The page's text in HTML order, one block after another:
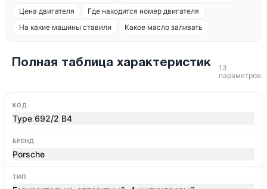
Цена двигателя
Где находится номер двигателя
На какие машины ставили
Какое масло заливать
Полная таблица характеристик
13
параметров
КОД
Type 692/2 B4
БРЕНД
Porsche
ТИП